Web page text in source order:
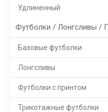
Удлиненный
Футболки / Лонгсливы /
Базовые футболки
Лонгсливы
Футболки с принтом
Трикотажные футболки